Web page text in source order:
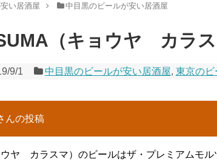
い居酒屋 中目黒のビールが安い居酒屋
（キョウヤ カラス
9/1 中目黒のビールが安い居酒屋, 東京のビ
んの投稿
ヤ カラスマ）のビールはザ・プレミアムモル